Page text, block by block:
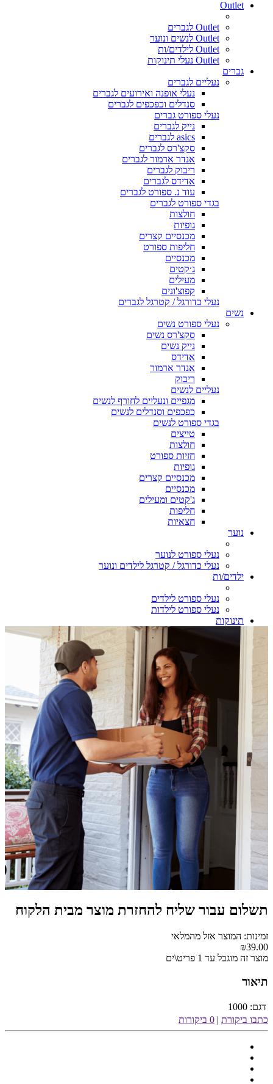
Outlet
Outlet לגברים
Outlet לנשים ונוער
Outlet לילדים/ות
Outlet נעלי תינוקות
גברים
נעליים לגברים
נעלי אופנה ואירועים לגברים
סנדלים וכפכפים לגברים
נעלי ספורט גברים
נייק לגברים
asics לגברים
סקצ'רס לגברים
אנדר ארמור לגברים
ריבוק לגברים
אדידס לגברים
עוד נ. ספורט לגברים
בגדי ספורט לגברים
חולצות
גופיות
מכנסיים קצרים
חליפות ספורט
מכנסיים
ג׳קטים
מעילים
קפוצ'ונים
נעלי כדורגל / קטרגל לגברים
נשים
נעלי ספורט נשים
סקצ'רס נשים
נייק נשים
אדידס
אנדר ארמור
ריבוק
נעליים לנשים
מגפיים ונעליים לחורף לנשים
כפכפים וסנדלים לנשים
בגדי ספורט לנשים
טייצים
חולצות
חזיות ספורט
גופיות
מכנסיים קצרים
מכנסיים
ג'קטים ומעילים
חליפות
חצאיות
נוער
נעלי ספורט לנוער
נעלי כדורגל / קטרגל לילדים ונוער
ילדים/ות
נעלי ספורט לילדים
נעלי ספורט לילדות
תינוקות
תשלום עבור שליח להחזרת מוצר מבית הלקוח
זמינות: המוצר אזל מהמלאי
₪39.00
מוצר זה מוגבל עד 1 פריט\ים
תיאור
דגם: 1000
כתבו ביקורת | 0 ביקורות